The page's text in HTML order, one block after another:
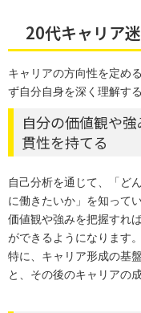
20代キャリア
キャリアの方向性を定め
ず自分自身を深く理解す
自分の価値観や
貫性を持てる
自己分析を通じて、「ど
に働きたいか」を知ってい
価値観や強みを把握すれ
ができるようになります。
特に、キャリア形成の基
と、その後のキャリアの